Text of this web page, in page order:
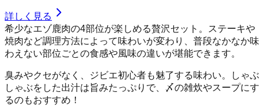
詳しく見る
希少なエゾ鹿肉の4部位が楽しめる贅沢セット。ステーキや
焼肉など調理方法によって味わいが変わり、普段なかなか味
わえない部位ごとの食感や風味の違いが堪能できます。
臭みやクセがなく、ジビエ初心者も魅了する味わい。しゃぶ
しゃぶをした出汁は旨みたっぷりで、〆の雑炊やスープにす
るのもおすすめ！